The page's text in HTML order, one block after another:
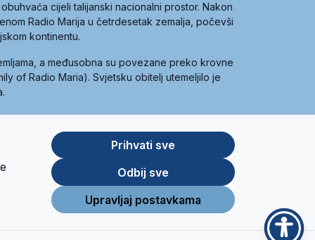
cijeli talijanski nacionalni prostor. Nakon
Radio Marija u četrdesetak zemalja, počevši
kontinentu.
a međusobna su povezane preko krovne
of Radio Maria). Svjetsku obitelj utemeljilo je
Store
Prihvati sve
Odbij sve
Upravljaj postavkama